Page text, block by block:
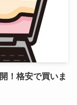
！格安で買いま